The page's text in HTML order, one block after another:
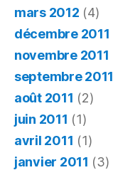
mars 2012 (4)
décembre 2011
novembre 2011
septembre 2011
août 2011 (2)
juin 2011 (1)
avril 2011 (1)
janvier 2011 (3)